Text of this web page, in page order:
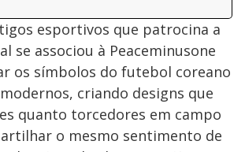
esportivos que patrocina a
se associou à Peaceminusone
os símbolos do futebol coreano
criando designs que
quanto torcedores em campo
o mesmo sentimento de